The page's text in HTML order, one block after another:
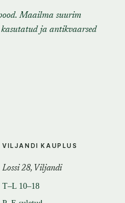
Maailma suurim
ja antikvaarsed
VILJANDI KAUPLUS
Lossi 28, Viljandi
T–L 10–18